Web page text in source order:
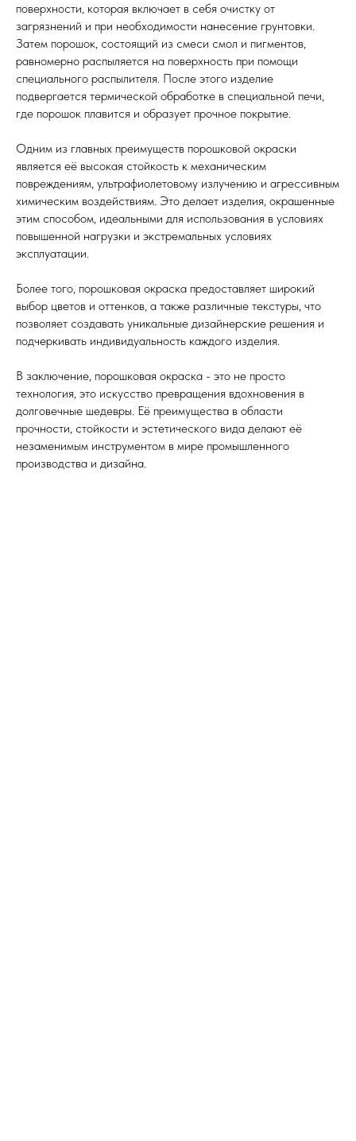
поверхности, которая включает в себя очистку от
загрязнений и при необходимости нанесение грунтовки.
Затем порошок, состоящий из смеси смол и пигментов,
равномерно распыляется на поверхность при помощи
специального распылителя. После этого изделие
подвергается термической обработке в специальной печи,
где порошок плавится и образует прочное покрытие.
Одним из главных преимуществ порошковой окраски
является её высокая стойкость к механическим
повреждениям, ультрафиолетовому излучению и агрессивным
химическим воздействиям. Это делает изделия, окрашенные
этим способом, идеальными для использования в условиях
повышенной нагрузки и экстремальных условиях
эксплуатации.
Более того, порошковая окраска предоставляет широкий
выбор цветов и оттенков, а также различные текстуры, что
позволяет создавать уникальные дизайнерские решения и
подчеркивать индивидуальность каждого изделия.
В заключение, порошковая окраска - это не просто
технология, это искусство превращения вдохновения в
долговечные шедевры. Её преимущества в области
прочности, стойкости и эстетического вида делают её
незаменимым инструментом в мире промышленного
производства и дизайна.